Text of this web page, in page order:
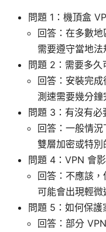
問題 1：機頂盒
回答：在多數
需要遵守當地法
問題 2：需要多久
回答：安裝完
測速需要幾分鐘
問題 3：有沒有必
回答：一般情
雙層加密或特別
問題 4：VPN 會
回答：不應該
可能會出現輕微
問題 5：如何保護
回答：部分